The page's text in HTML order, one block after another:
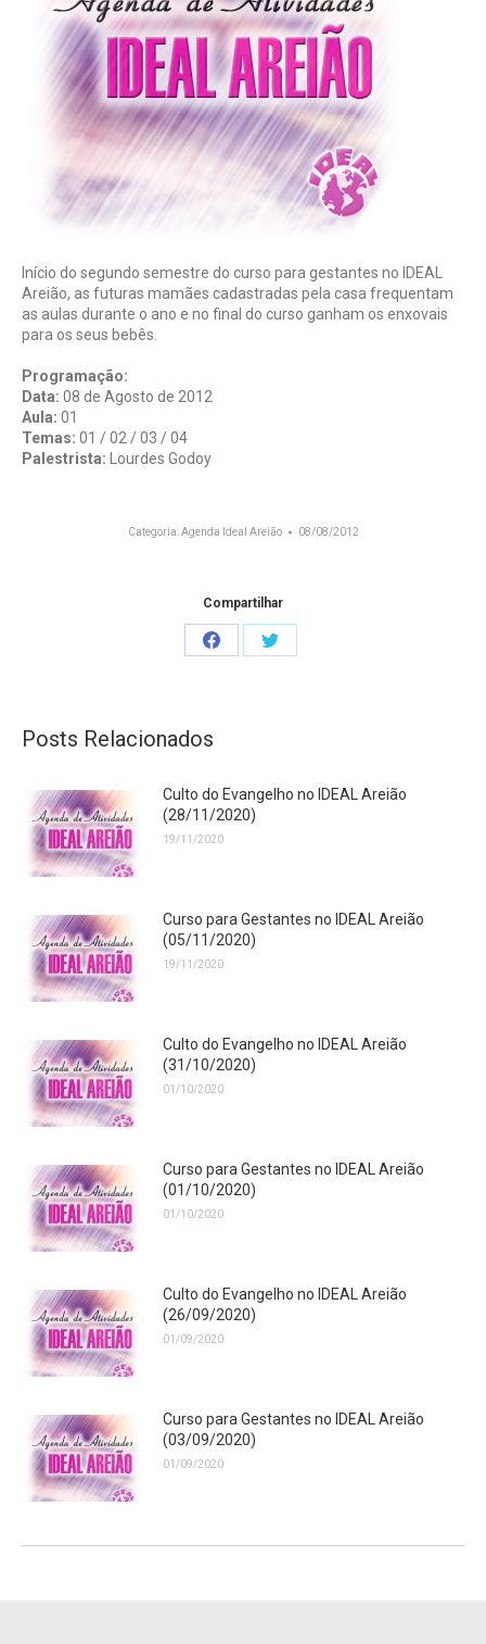
Início do segundo semestre do curso para gestantes no IDEAL
Areião, as futuras mamães cadastradas pela casa frequentam
as aulas durante o ano e no final do curso ganham os enxovais
para os seus bebês.
Programação:
Data: 08 de Agosto de 2012
Aula: 01
Temas: 01 / 02 / 03 / 04
Palestrista: Lourdes Godoy
Categoria:Agenda Ideal Areião 08/08/2012
Compartilhar
Share
Share
Posts Relacionados
Culto do Evangelho no IDEAL Areião
(28/11/2020)
19/11/2020
Curso para Gestantes no IDEAL Areião
(05/11/2020)
19/11/2020
Culto do Evangelho no IDEAL Areião
(31/10/2020)
01/10/2020
Curso para Gestantes no IDEAL Areião
(01/10/2020)
01/10/2020
Culto do Evangelho no IDEAL Areião
(26/09/2020)
01/09/2020
Curso para Gestantes no IDEAL Areião
(03/09/2020)
01/09/2020